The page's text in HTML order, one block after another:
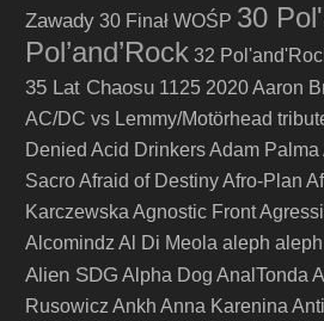
Zawady 30 Finał WOŚP 30
Pol’and’Rock 32
35 Lat Chaosu 1125 2020Aaron
AC/DC vs Lemmy/Motörhead
Denied Acid DrinkersAdam Palma
SacroAfraid of DestinyAfro-Plan
Karczewska Agnostic Front
Alcomindz Al Di Meola aleph
Alien SDG Alpha Dog AnalTonda
Rusowicz Ankh Anna Karenina